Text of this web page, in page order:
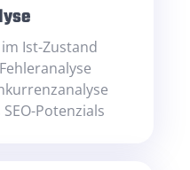
Ist-Zustand
Potenzials